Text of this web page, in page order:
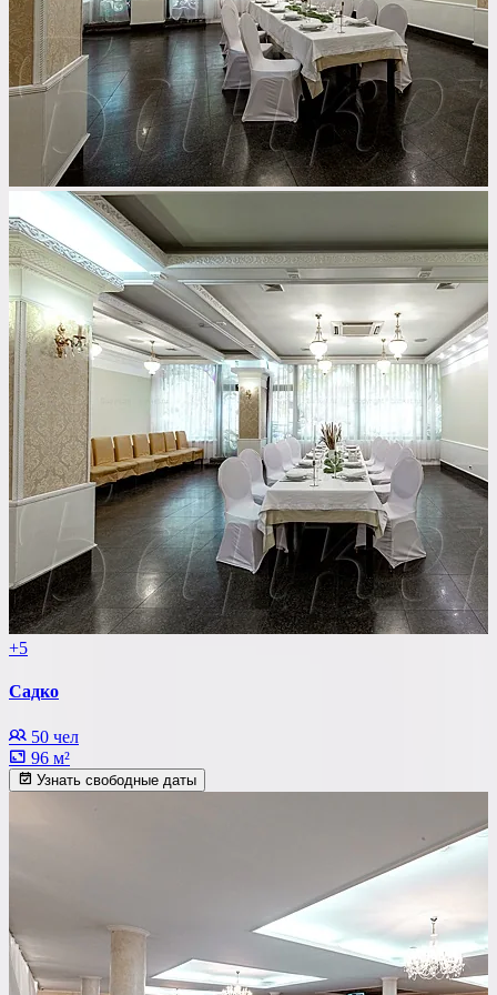
+5
Садко
50 чел
96 м²
Узнать свободные даты